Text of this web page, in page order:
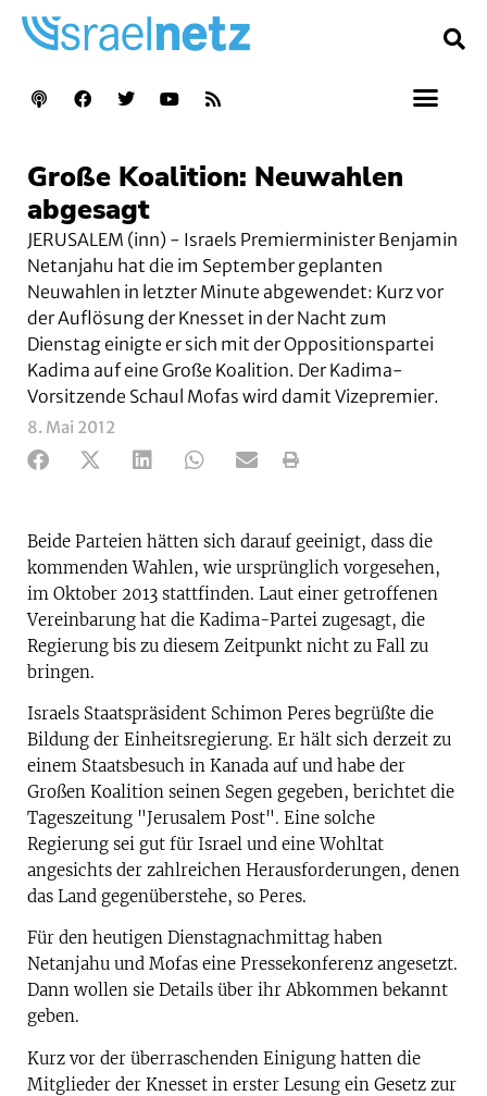
Große Koalition: Neuwahlen
abgesagt
JERUSALEM (inn) - Israels Premierminister Benjamin
Netanjahu hat die im September geplanten
Neuwahlen in letzter Minute abgewendet: Kurz vor
der Auflösung der Knesset in der Nacht zum
Dienstag einigte er sich mit der Oppositionspartei
Kadima auf eine Große Koalition. Der Kadima-
Vorsitzende Schaul Mofas wird damit Vizepremier.
8. Mai 2012
Beide Parteien hätten sich darauf geeinigt, dass die
kommenden Wahlen, wie ursprünglich vorgesehen,
im Oktober 2013 stattfinden. Laut einer getroffenen
Vereinbarung hat die Kadima-Partei zugesagt, die
Regierung bis zu diesem Zeitpunkt nicht zu Fall zu
bringen.
Israels Staatspräsident Schimon Peres begrüßte die
Bildung der Einheitsregierung. Er hält sich derzeit zu
einem Staatsbesuch in Kanada auf und habe der
Großen Koalition seinen Segen gegeben, berichtet die
Tageszeitung "Jerusalem Post". Eine solche
Regierung sei gut für Israel und eine Wohltat
angesichts der zahlreichen Herausforderungen, denen
das Land gegenüberstehe, so Peres.
Für den heutigen Dienstagnachmittag haben
Netanjahu und Mofas eine Pressekonferenz angesetzt.
Dann wollen sie Details über ihr Abkommen bekannt
geben.
Kurz vor der überraschenden Einigung hatten die
Mitglieder der Knesset in erster Lesung ein Gesetz zur